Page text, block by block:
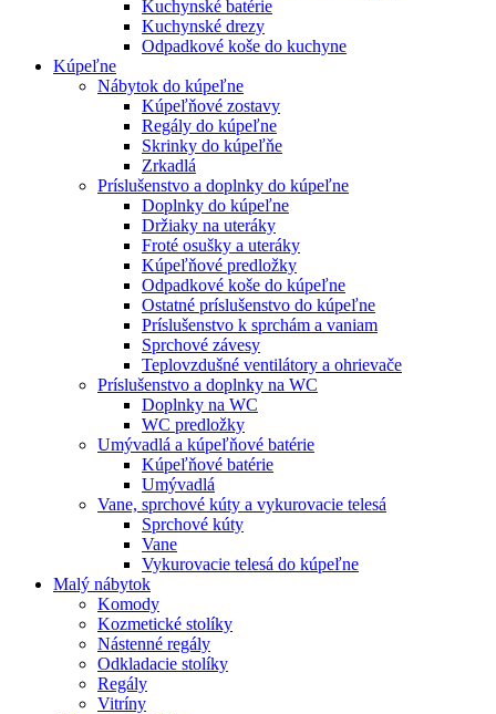
Kuchynské batérie
Kuchynské drezy
Odpadkové koše do kuchyne
Kúpeľne
Nábytok do kúpeľne
Kúpeľňové zostavy
Regály do kúpeľne
Skrinky do kúpeľňe
Zrkadlá
Príslušenstvo a doplnky do kúpeľne
Doplnky do kúpeľne
Držiaky na uteráky
Froté osušky a uteráky
Kúpeľňové predložky
Odpadkové koše do kúpeľne
Ostatné príslušenstvo do kúpeľne
Príslušenstvo k sprchám a vaniam
Sprchové závesy
Teplovzdušné ventilátory a ohrievače
Príslušenstvo a doplnky na WC
Doplnky na WC
WC predložky
Umývadlá a kúpeľňové batérie
Kúpeľňové batérie
Umývadlá
Vane, sprchové kúty a vykurovacie telesá
Sprchové kúty
Vane
Vykurovacie telesá do kúpeľne
Malý nábytok
Komody
Kozmetické stolíky
Nástenné regály
Odkladacie stolíky
Regály
Vitríny